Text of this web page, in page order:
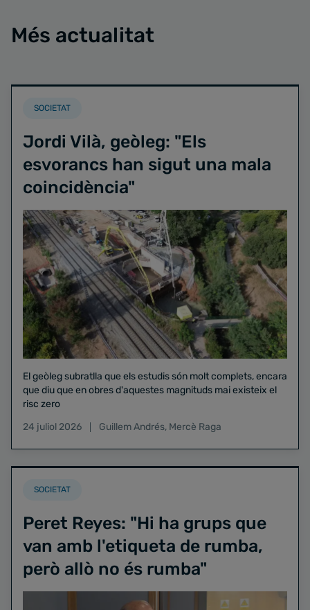
Més actualitat
SOCIETAT
Jordi Vilà, geòleg: "Els
esvorancs han sigut una mala
coincidència"
El geòleg subratlla que els estudis són molt complets, encara
que diu que en obres d'aquestes magnituds mai existeix el
risc zero
24 juliol 2026
Guillem Andrés, Mercè Raga
SOCIETAT
Peret Reyes: "Hi ha grups que
van amb l'etiqueta de rumba,
però allò no és rumba"